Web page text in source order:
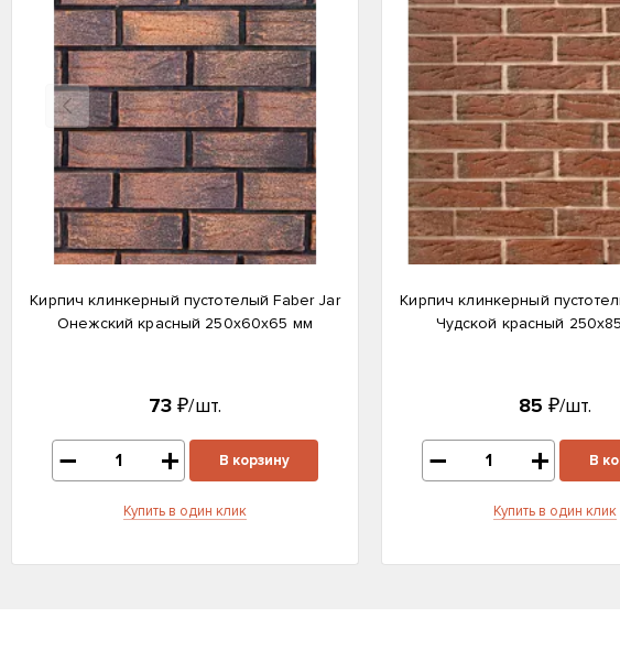
Кирпич клинкерный пустотелый Faber Jar
Онежский красный 250х60х65 мм
73 ₽/шт.
В корзину
Купить в один клик
Кирпич клинкерный
Чудской красный
85 ₽/шт.
В
Купить в один клик
Назад